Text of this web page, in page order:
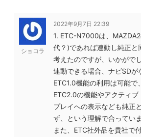
ショコラ
2022年9月7日 22:39
1. ETC-N7000は、
代？)であれば連動し純正と
考えたのですが、いかがで
連動できる場合、ナビSDが
ETC1.0機能の利用は可能で
ETC2.0の機能やアクティブ
プレイへの表示なども純正
ず、という理解で合ってい
また、ETC社外品を貴社で